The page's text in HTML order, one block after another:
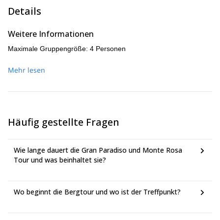
Details
Weitere Informationen
Maximale Gruppengröße: 4 Personen
Mehr lesen
Häufig gestellte Fragen
Wie lange dauert die Gran Paradiso und Monte Rosa
Tour und was beinhaltet sie?
Wo beginnt die Bergtour und wo ist der Treffpunkt?